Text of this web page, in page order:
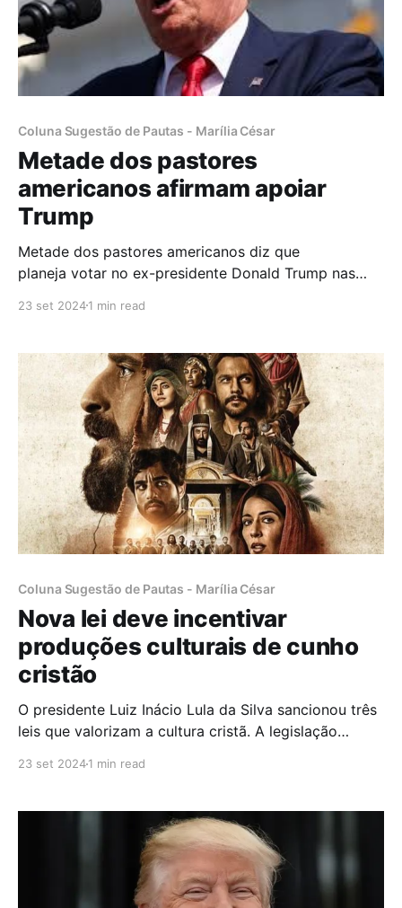
Coluna Sugestão de Pautas - Marília César
Metade dos pastores
americanos afirmam apoiar
Trump
Metade dos pastores americanos diz que
planeja votar no ex-presidente Donald Trump nas
pesquisa divulgada na terça-feira (17) baseada nas
nos Estados Unidos entre 8 de agosto e 3 de
setembro. Com uma margem de
23 set 20241 min read
Coluna Sugestão de Pautas - Marília César
Nova lei deve incentivar
produções culturais de cunho
cristão
O presidente Luiz Inácio Lula da Silva sancionou três
leis que valorizam a cultura cristã. A legislação
no segundo domingo de junho. Segundo o site da
23 set 20241 min read